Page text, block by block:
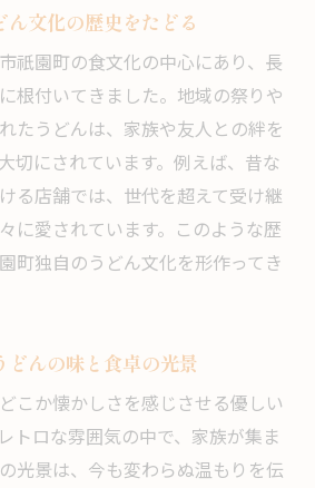
文化の歴史をたどる
祇園町の食文化の中心にあり、長
根付いてきました。地域の祭りや
たうどんは、家族や友人との絆を
切にされています。例えば、昔な
る店舗では、世代を超えて受け継
に愛されています。このような歴
町独自のうどん文化を形作ってき
どんの味と食卓の光景
こか懐かしさを感じさせる優しい
トロな雰囲気の中で、家族が集ま
光景は、今も変わらぬ温もりを伝